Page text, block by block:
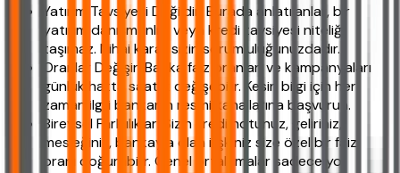
Yatırım Tavsiyesi Değildir: Burada anlatılanlar, bir
yatırım danışmanlığı veya kredi tavsiyesi niteliği
taşımaz. Nihai karar sizin sorumluluğunuzdadır.
Oranlar Değişir: Banka faiz oranları ve kampanyaları
günlük hatta saatlik değişebilir. Kesin bilgi için her
zaman ilgili bankanın resmi kanallarına başvurun.
Bireysel Farklılıklar: Sizin kredi notunuz, geliriniz,
mesleğiniz, bankayla olan ilişkiniz size özel bir faiz
oranı doğurabilir. Genel ortalamalar sadece yol